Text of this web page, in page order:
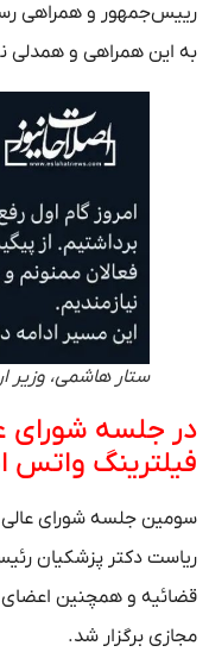
و همراهی
همراهی و همدلی
ستار هاشمی، وزیر
جلسه شورای
واتس
جلسه شورای عالی
دکتر پزشکیان
و همچنین اعضای
برگزار شد.